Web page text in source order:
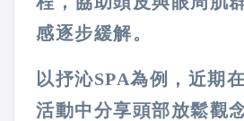
感逐步緩解。
以抒沁SPA為例，近期
活動中分享頭部放鬆觀